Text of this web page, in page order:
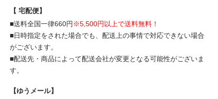
【 宅配便】
■送料全国一律660円 ※5,500円以上で送料無料！
■日時指定をされた場合でも、配送上の事情で対応できない場合
がございます。
■配送先・商品によって配送会社が変更となる可能性がございま
す。
【ゆうメール】